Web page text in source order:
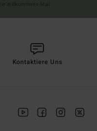
Kontaktiere Uns